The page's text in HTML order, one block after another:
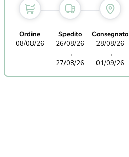
Ordine
08/08/26
Spedito
26/08/26
→
27/08/26
Consegnato
28/08/26
→
01/09/26